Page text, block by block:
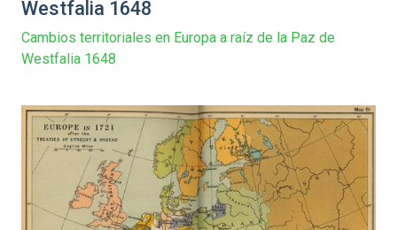
Westfalia 1648
Cambios territoriales en Europa a raíz de la Paz de
Westfalia 1648